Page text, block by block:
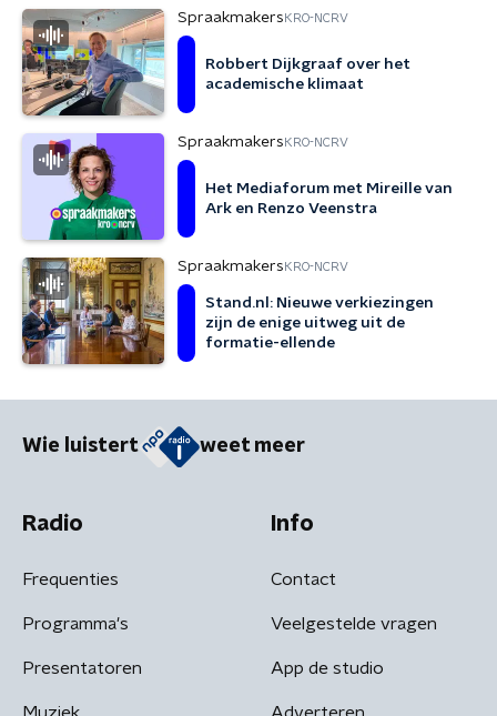
Spraakmakers KRO-NCRV
Robbert Dijkgraaf over het
academische klimaat
Spraakmakers KRO-NCRV
Het Mediaforum met Mireille van
Ark en Renzo Veenstra
Spraakmakers KRO-NCRV
Stand.nl: Nieuwe verkiezingen
zijn de enige uitweg uit de
formatie-ellende
Wie luistert weet meer
Radio
Frequenties
Programma's
Presentatoren
Muziek
Info
Contact
Veelgestelde vragen
App de studio
Adverteren